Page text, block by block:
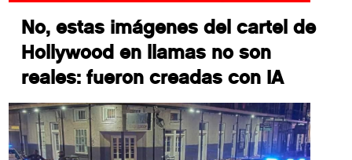
No, estas imágenes del cartel de
Hollywood en llamas no son
reales: fueron creadas con IA